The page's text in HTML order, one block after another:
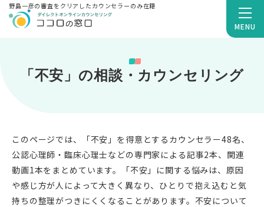
MENU
野島一彦の審査をクリアしたカウンセラーのみ在籍
「不安」の相談・カウンセリング
このページでは、「不安」を得意とするカウンセラー48名、
公認心理師・臨床心理士などの専門家による記事2本、関連
動画1本をまとめています。「不安」に関する悩みは、原因
や感じ方が人によって大きく異なり、ひとりで抱え込むと気
持ちの整理がつきにくくなることがあります。不安について